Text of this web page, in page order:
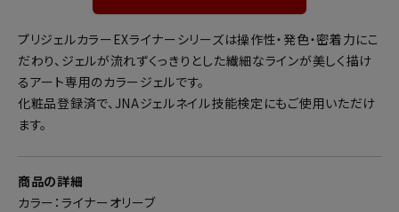
プリジェルカラーEXライナーシリーズは操作性・発色・密着力にこ
だわり、ジェルが流れずくっきりとした繊細なラインが美しく描け
るアート専用のカラージェルです。
化粧品登録済で、JNAジェルネイル技能検定にもご使用いただけ
ます。
商品の詳細
カラー：ライナーオリーブ